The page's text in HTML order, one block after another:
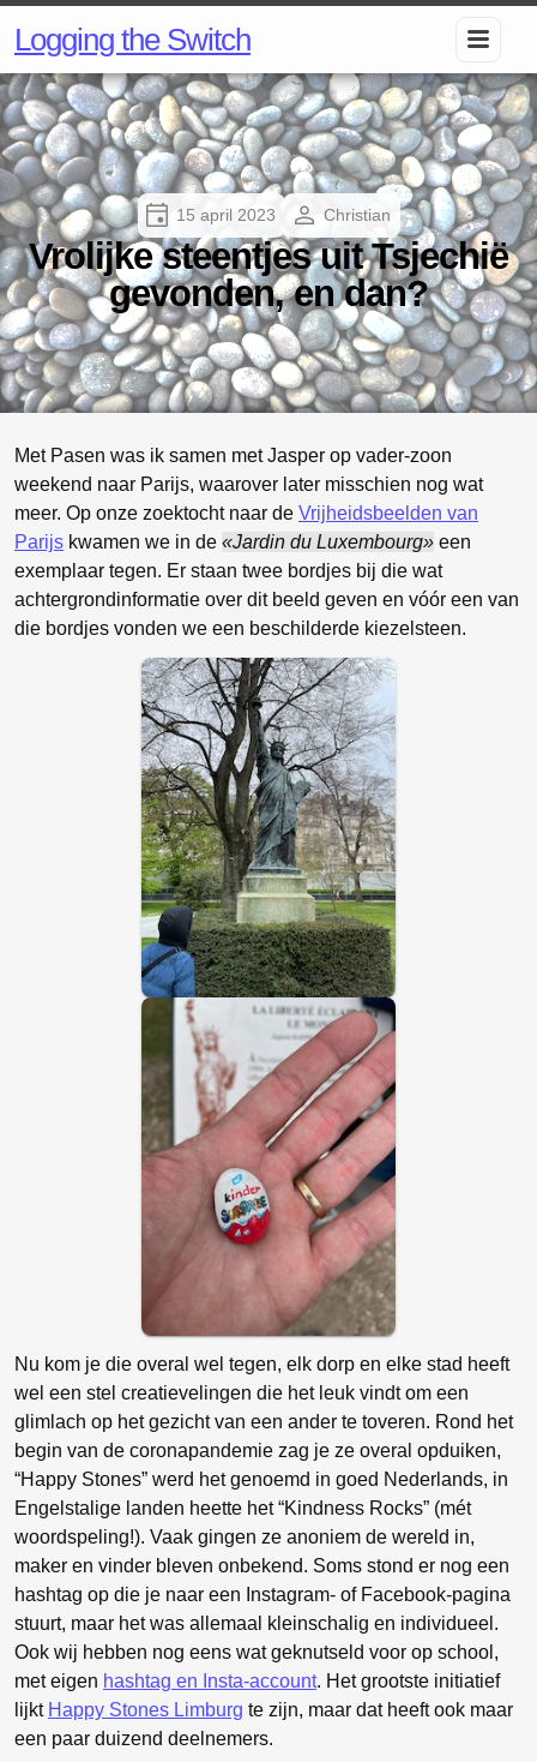
Logging the Switch
15 april 2023 Christian
Vrolijke steentjes uit Tsjechië
gevonden, en dan?
Met Pasen was ik samen met Jasper op vader-zoon
weekend naar Parijs, waarover later misschien nog wat
meer. Op onze zoektocht naar de Vrijheidsbeelden van
Parijs kwamen we in de Jardin du Luxembourg
een
exemplaar tegen. Er staan twee bordjes bij die wat
achtergrondinformatie over dit beeld geven en vóór een van
die bordjes vonden we een beschilderde kiezelsteen.
Nu kom je die overal wel tegen, elk dorp en elke stad heeft
wel een stel creatievelingen die het leuk vindt om een
glimlach op het gezicht van een ander te toveren. Rond het
begin van de coronapandemie zag je ze overal opduiken,
“Happy Stones” werd het genoemd in goed Nederlands, in
Engelstalige landen heette het “Kindness Rocks” (mét
woordspeling!). Vaak gingen ze anoniem de wereld in,
maker en vinder bleven onbekend. Soms stond er nog een
hashtag op die je naar een Instagram- of Facebook-pagina
stuurt, maar het was allemaal kleinschalig en individueel.
Ook wij hebben nog eens wat geknutseld voor op school,
met eigen hashtag en Insta-account. Het grootste initiatief
lijkt Happy Stones Limburg te zijn, maar dat heeft ook maar
een paar duizend deelnemers.